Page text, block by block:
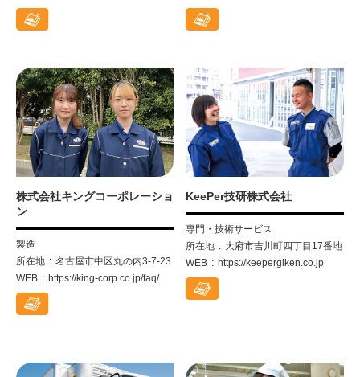
株式会社キングコーポレーショ
ン
製造
所在地
名古屋市中区丸の内3-7-23
WEB
https://king-corp.co.jp/faq/
KeePer技研株式会社
専門・技術サービス
所在地
大府市吉川町四丁目17番地
WEB
https://keepergiken.co.jp